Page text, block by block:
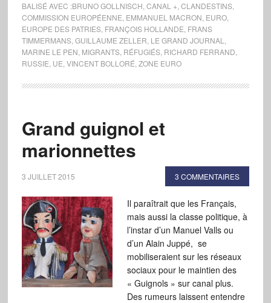
BALISÉ AVEC :BRUNO GOLLNISCH CANAL + CLANDESTINS,
COMMISSION EUROPÉENNE EMMANUEL MACRON EURO,
EUROPE DES PATRIES, FRANÇOIS HOLLANDE FRANS
TIMMERMANS, GUILLAUME ZELLER LE GRAND JOURNAL
MARINE LE PEN MIGRANTS, RÉFUGIÉS, RICHARD FERRAND
RUSSIE UE VINCENT BOLLORÉ ZONE EURO
Grand guignol et
marionnettes
3 JUILLET 2015 3 COMMENTAIRES
Il paraîtrait que les Français,
mais aussi la classe politique, à
l’instar d’un Manuel Valls ou
d’un Alain Juppé, se
mobiliseraient sur les réseaux
sociaux pour le maintien des
« Guignols » sur canal plus.
Des rumeurs laissent entendre